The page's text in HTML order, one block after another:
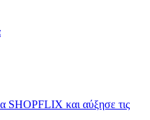
SHOPFLIX και αύξησε τις